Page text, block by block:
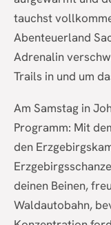
tauchst
Abenteuerland
Adrenalin
Trails in und um
Am Samstag in
Programm: Mit
den
deinen Beinen,
Waldautobahn,